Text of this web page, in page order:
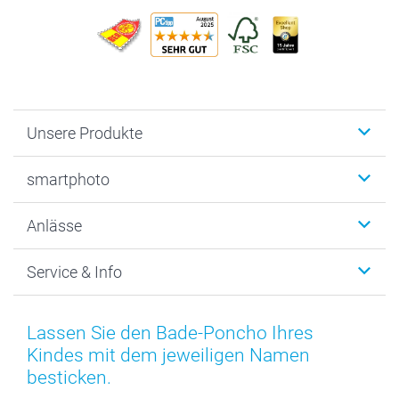
Unsere Produkte
Fotogeschenke
MyNameBook
Fotoabzüge, Fotos als Buch & Poster
Zubehör & Material
Foto-Kalender & Agenden
Sticker & Etiketten
smartphoto
Warum smartphoto
Datenschutz
AGB
Impressum
Presse
Anlässe
Neujahr
Muttertag
Vatertag
Kommunion & Konfirmation
Service & Info
Preise und Versandkosten
Lieferfristen
48h Lieferung
Lassen Sie den Bade-Poncho Ihres
Kindes mit dem jeweiligen Namen
besticken.